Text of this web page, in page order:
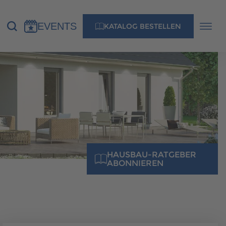
EVENTS KATALOG BESTELLEN
KONTAKT
MUSTERHAUS FINDEN
MUSTERHAUS FINDEN
HAUSBAU-RATGEBER
ABONNIEREN